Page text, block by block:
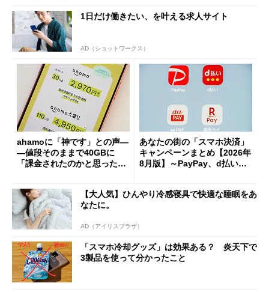
1日だけ働きたい、を叶える求人サイト
AD（ショットワークス）
ahamoに「神です」との声―
―値段そのままで40GBに
「課金されたのかと思った」
あなたの街の「スマホ決済」
キャンペーンまとめ【2026年
8月版】～PayPay、d払い、a
【大人気】ひんやり冷感寝具で快適な睡眠をあ
なたに。
AD（アイリスプラザ）
「スマホ冷却グッズ」は効果ある？ 炎天下で
3製品を使って分かったこと